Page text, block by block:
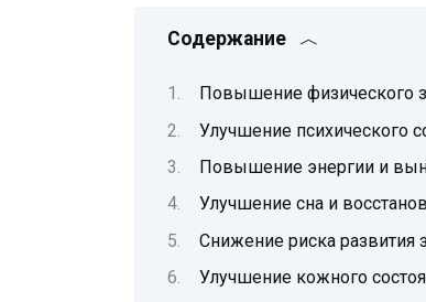
Содержание
Повышение физического
Улучшение психического
Повышение энергии и
Улучшение сна и
Снижение риска развития
Улучшение кожного